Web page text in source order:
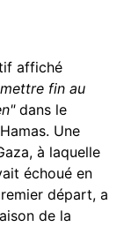
affiché
fin au
dans le
Une
à laquelle
échoué en
départ, a
de la